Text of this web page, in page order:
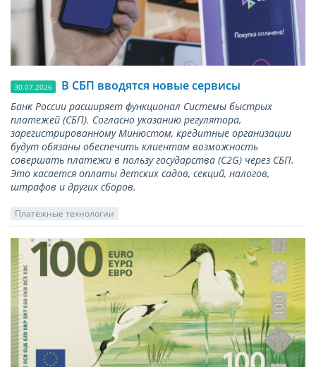
30.07.2026 В СБП вводятся новые сервисы
Банк России расширяет функционал Системы быстрых
платежей (СБП). Согласно указанию регулятора,
зарегистрированному Минюстом, кредитные организации
будут обязаны обеспечить клиентам возможность
совершать платежи в пользу государства (С2G) через СБП.
Это касается оплаты детских садов, секций, налогов,
штрафов и других сборов.
Платежные технологии